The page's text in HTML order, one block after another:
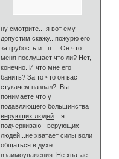
ну смотрите... я вот ему
допустим скажу...пожурю его
за грубость и т.п.... Он что
меня послушает что ли? Нет,
конечно. И что мне его
банить? За то что он вас
стукачем назвал? Вы
понимаете что у
подавляющего большинства
верующих людей ... я
подчеркиваю - верующих
людей...не хватает силы воли
общаться в духе
взаимоуважения. Не хватает